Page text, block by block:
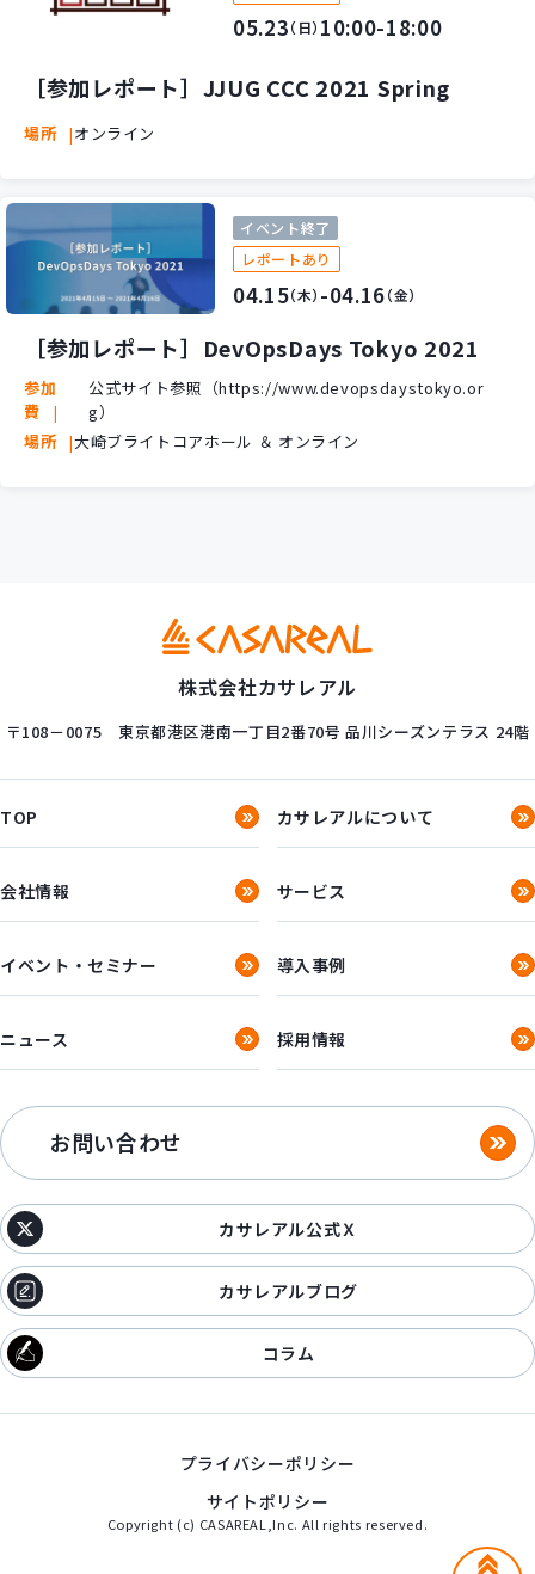
05.23（日） 10:00-18:00
［参加レポート］JJUG CCC 2021 Spring
場所 オンライン
イベント終了
レポートあり
04.15（木） -04.16（金）
［参加レポート］DevOpsDays Tokyo 2021
参加
費
公式サイト参照（https://www.devopsdaystokyo.or
g）
場所
大崎ブライトコアホール ＆ オンライン
株式会社カサレアル
〒108－0075 東京都港区港南一丁目2番70号 品川シーズンテラス 24階
TOP カサレアルについて
会社情報 サービス
イベント・セミナー 導入事例
ニュース 採用情報
お問い合わせ
カサレアル公式Ｘ
カサレアルブログ
コラム
プライバシーポリシー
サイトポリシー
Copyright (c) CASAREAL,Inc. All rights reserved.